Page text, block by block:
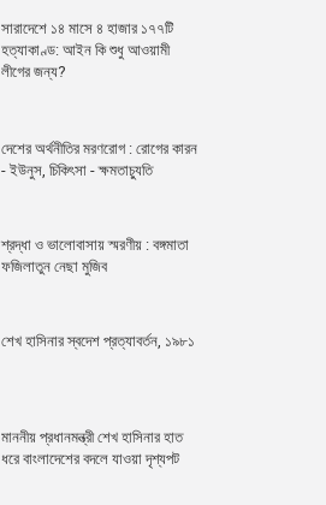
সারাদেশে ১৪ মাসে ৪ হাজার ১৭৭টি
হত্যাকাণ্ড: আইন কি শুধু আওয়ামী
লীগের জন্য?
দেশের অর্থনীতির মরণরোগ : রোগের কারন
- ইউনুস, চিকিৎসা - ক্ষমতাচ্যুতি
শ্রদ্ধা ও ভালোবাসায় স্মরণীয় : বঙ্গমাতা
ফজিলাতুন নেছা মুজিব
শেখ হাসিনার স্বদেশ প্রত্যাবর্তন, ১৯৮১
মাননীয় প্রধানমন্ত্রী শেখ হাসিনার হাত
ধরে বাংলাদেশের বদলে যাওয়া দৃশ্যপট